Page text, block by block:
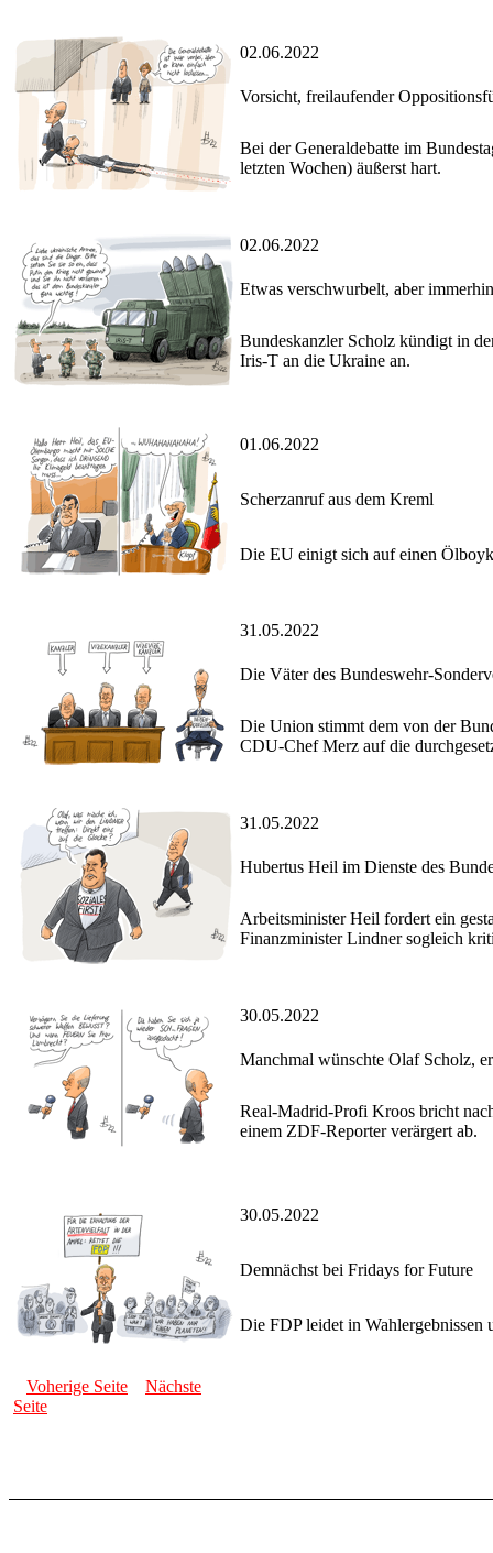
02.06.2022
Vorsicht, freilaufender
Bei der Generaldebatte im
letzten Wochen) äußerst hart.
02.06.2022
Etwas verschwurbelt, aber immerhin
Bundeskanzler Scholz kündigt in
Iris-T an die Ukraine an.
01.06.2022
Scherzanruf aus dem Kreml
Die EU einigt sich auf einen
31.05.2022
Die Väter des Bundeswehr-
Die Union stimmt dem von der
CDU-Chef Merz auf die
31.05.2022
Hubertus Heil im Dienste des
Arbeitsminister Heil fordert ein
Finanzminister Lindner sogleich
30.05.2022
Manchmal wünschte Olaf Scholz,
Real-Madrid-Profi Kroos bricht
einem ZDF-Reporter verärgert ab.
30.05.2022
Demnächst bei Fridays for Future
Die FDP leidet in Wahlergebnissen
Voherige Seite
Nächste
Seite